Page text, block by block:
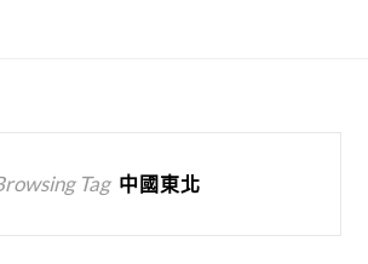
Tag 中國東北